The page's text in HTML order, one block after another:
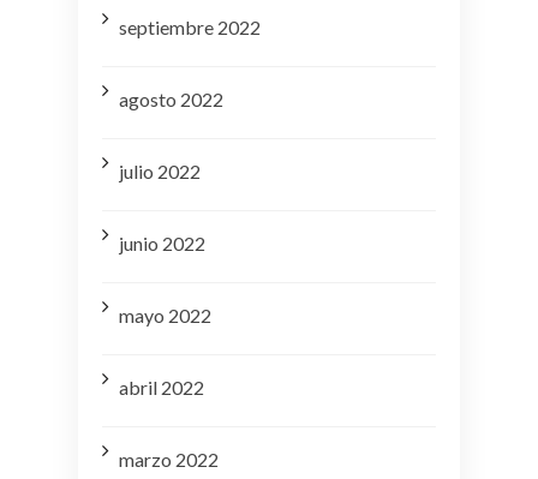
septiembre 2022
agosto 2022
julio 2022
junio 2022
mayo 2022
abril 2022
marzo 2022